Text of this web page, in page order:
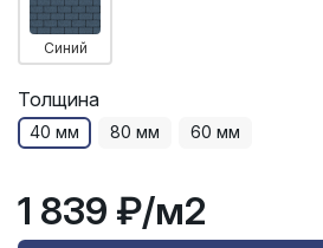
Синий
Толщина
40 мм 80 мм 60 мм
1 839 ₽/м2